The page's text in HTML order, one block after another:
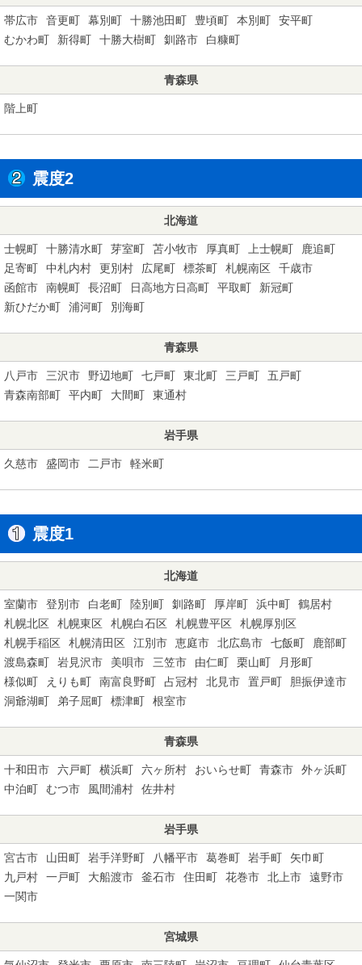
帯広市 音更町 幕別町 十勝池田町 豊頃町 本別町
安平町
むかわ町
新得町 十勝大樹町 釧路市 白糠町
青森県
階上町
震度2
北海道
士幌町 十勝清水町 芽室町 苫小牧市 厚真町 上士幌町
鹿追町
足寄町
中札内村 更別村 広尾町 標茶町 札幌南区
千歳市
函館市
南幌町 長沼町 日高地方日高町 平取町
新冠町
新ひだか町
浦河町 別海町
青森県
八戸市 三沢市 野辺地町 七戸町 東北町 三戸町
五戸町
青森南部町
平内町 大間町 東通村
岩手県
久慈市 盛岡市 二戸市 軽米町
震度1
北海道
室蘭市 登別市 白老町 陸別町 釧路町 厚岸町 浜中町
鶴居村
札幌北区
札幌東区 札幌白石区 札幌豊平区
札幌厚別区
札幌手稲区
札幌清田区 江別市 恵庭市 北広島市 七飯町
鹿部町
渡島森町
岩見沢市 美唄市 三笠市 由仁町 栗山町
月形町
様似町
えりも町 南富良野町 占冠村 北見市 置戸町
胆振伊達市
洞爺湖町
弟子屈町 標津町 根室市
青森県
十和田市 六戸町 横浜町 六ヶ所村 おいらせ町 青森市
外ヶ浜町
中泊町
むつ市 風間浦村 佐井村
岩手県
宮古市 山田町 岩手洋野町 八幡平市 葛巻町 岩手町
矢巾町
九戸村
一戸町 大船渡市 釜石市 住田町 花巻市 北上市
遠野市
一関市
宮城県